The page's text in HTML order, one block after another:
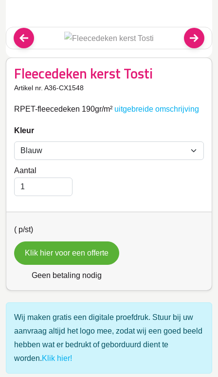
Fleecedeken kerst Tosti
Artikel nr. A36-CX1548
RPET-fleecedeken 190gr/m² uitgebreide omschrijving
Kleur
Aantal
( p/st)
Klik hier voor een offerte
Geen betaling nodig
Wij maken gratis een digitale proefdruk. Stuur bij uw
aanvraag altijd het logo mee, zodat wij een goed beeld
hebben wat er bedrukt of geborduurd dient te
worden.Klik hier!